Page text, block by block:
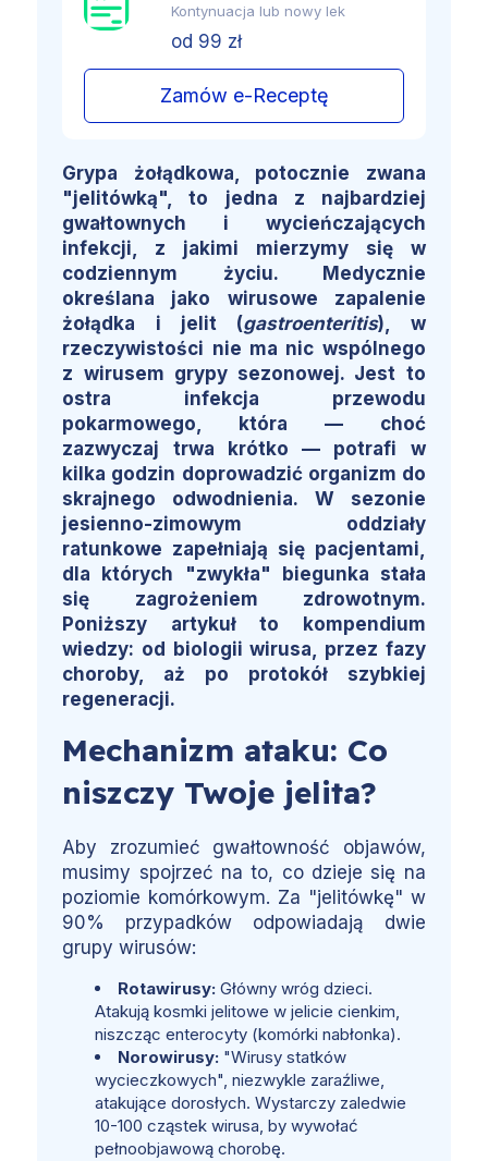
Kontynuacja lub nowy lek
od 99 zł
Zamów e-Receptę
Grypa żołądkowa, potocznie zwana
"jelitówką", to jedna z najbardziej
gwałtownych i wycieńczających
infekcji, z jakimi mierzymy się w
codziennym życiu. Medycznie
określana jako wirusowe zapalenie
żołądka i jelit (gastroenteritis), w
rzeczywistości nie ma nic wspólnego
z wirusem grypy sezonowej. Jest to
ostra infekcja przewodu
pokarmowego, która — choć
zazwyczaj trwa krótko — potrafi w
kilka godzin doprowadzić organizm do
skrajnego odwodnienia. W sezonie
jesienno-zimowym oddziały
ratunkowe zapełniają się pacjentami,
dla których "zwykła" biegunka stała
się zagrożeniem zdrowotnym.
Poniższy artykuł to kompendium
wiedzy: od biologii wirusa, przez fazy
choroby, aż po protokół szybkiej
regeneracji.
Mechanizm ataku: Co
niszczy Twoje jelita?
Aby zrozumieć gwałtowność objawów,
musimy spojrzeć na to, co dzieje się na
poziomie komórkowym. Za "jelitówkę" w
90% przypadków odpowiadają dwie
grupy wirusów:
Rotawirusy: Główny wróg dzieci.
Atakują kosmki jelitowe w jelicie cienkim,
niszcząc enterocyty (komórki nabłonka).
Norowirusy: "Wirusy statków
wycieczkowych", niezwykle zaraźliwe,
atakujące dorosłych. Wystarczy zaledwie
10-100 cząstek wirusa, by wywołać
pełnoobjawową chorobę.